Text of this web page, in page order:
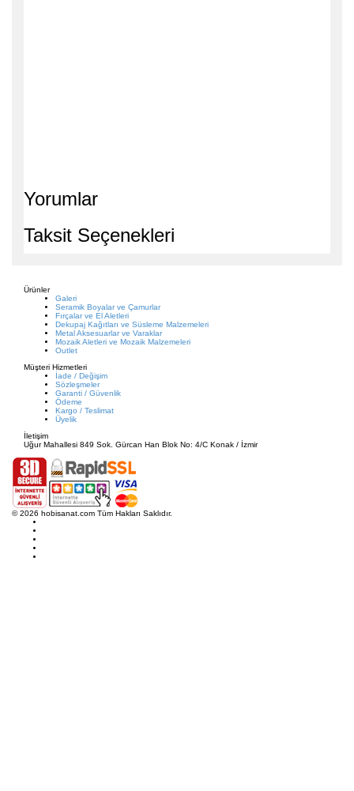
Yorumlar
Taksit Seçenekleri
Ürünler
Galeri
Seramik Boyalar ve Çamurlar
Fırçalar ve El Aletleri
Dekupaj Kağıtları ve Süsleme Malzemeleri
Metal Aksesuarlar ve Varaklar
Mozaik Aletleri ve Mozaik Malzemeleri
Outlet
Müşteri Hizmetleri
İade / Değişim
Sözleşmeler
Garanti / Güvenlik
Ödeme
Kargo / Teslimat
Üyelik
İletişim
Uğur Mahallesi 849 Sok. Gürcan Han Blok No: 4/C Konak / İzmir
© 2026 hobisanat.com Tüm Hakları Saklıdır.